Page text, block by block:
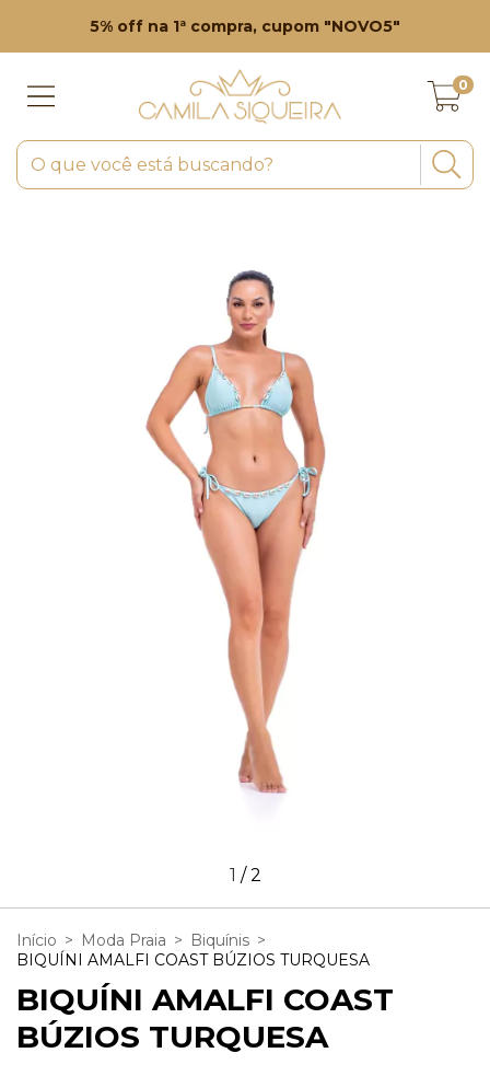
5% off na 1ª compra, cupom "NOVO5"
0
1 /2
Início > Moda Praia > Biquínis >
BIQUÍNI AMALFI COAST BÚZIOS TURQUESA
BIQUÍNI AMALFI COAST
BÚZIOS TURQUESA